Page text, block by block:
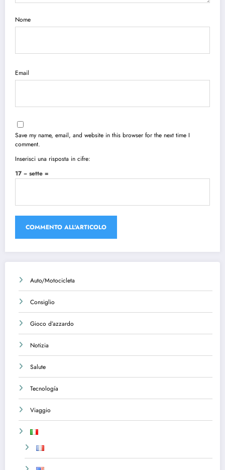
Nome
Email
Save my name, email, and website in this browser for the next time I
comment.
Inserisci una risposta in cifre:
17 − sette =
Auto/Motocicleta
Consiglio
Gioco d’azzardo
Notizia
Salute
Tecnología
Viaggio